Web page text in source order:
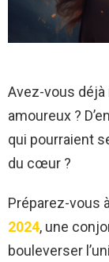
Avez-vous déjà
amoureux ?
qui pourraient
du cœur ?
Préparez-vous
2024, une
bouleverser